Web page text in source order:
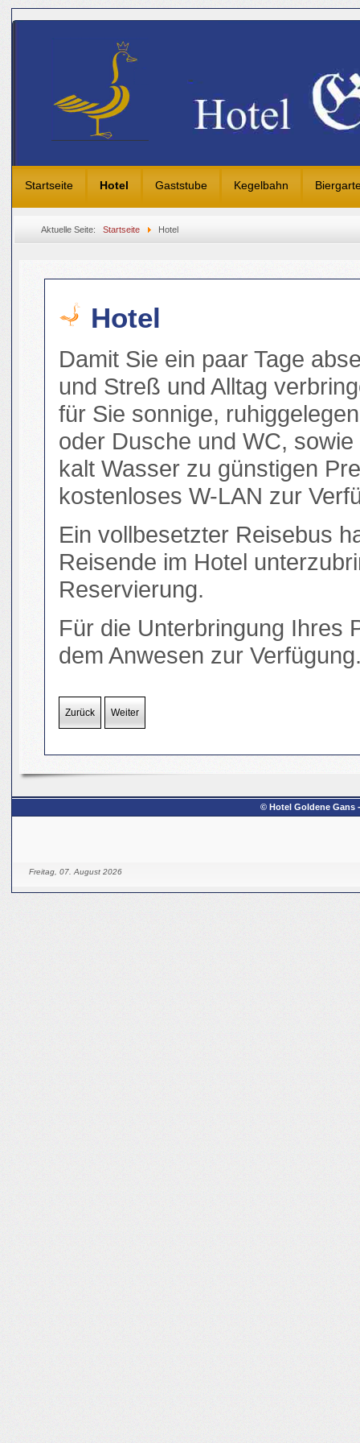
Startseite Hotel Gaststube Kegelbahn
Aktuelle Seite: Startseite Hotel
Hotel
Damit Sie ein paar Tage
und Streß und Alltag
für Sie sonnige,
oder Dusche und WC,
kalt Wasser zu günstigen
kostenloses W-LAN zur
Ein vollbesetzter Reisebus
Reisende im Hotel
Reservierung.
Für die Unterbringung Ihres
dem Anwesen zur
Zurück Weiter
© Hotel Goldene Gans
Freitag, 07. August 2026